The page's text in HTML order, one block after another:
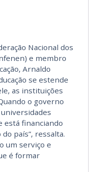
Nacional dos
e membro
Arnaldo
se estende
as instituições
o governo
está financiando
país”, ressalta.
um serviço e
é formar